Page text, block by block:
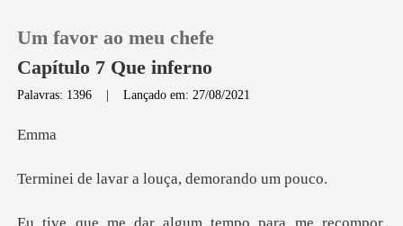
Loja
Um favor ao meu chefe
Capítulo 7 Que inferno
Palavras: 1396 |Lançado em: 27/08/2021
m
ar a louça, dem